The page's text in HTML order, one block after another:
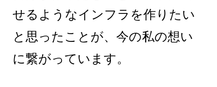
せるようなインフラを作りたい
と思ったことが、今の私の想い
に繋がっています。